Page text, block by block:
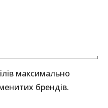
максимально
брендів.